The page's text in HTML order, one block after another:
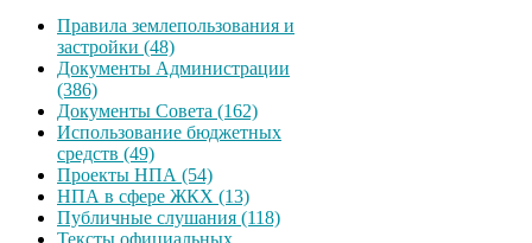
Правила землепользования и
застройки (48)
Документы Администрации
(386)
Документы Совета (162)
Использование бюджетных
средств (49)
Проекты НПА (54)
НПА в сфере ЖКХ (13)
Публичные слушания (118)
Тексты официальных